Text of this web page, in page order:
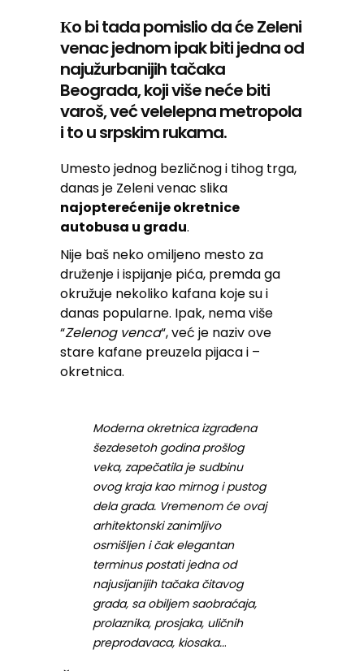
Кo bi tada pomislio da će Zeleni
venac jednom ipak biti jedna od
najužurbanijih tačaka
Beograda, koji više neće biti
varoš, već velelepna metropola
i to u srpskim rukama.
Umesto jednog bezličnog i tihog trga,
danas je Zeleni venac slika
najopterećenije okretnice
autobusa u gradu.
Nije baš neko omiljeno mesto za
druženje i ispijanje pića, premda ga
okružuje nekoliko kafana koje su i
danas popularne. Ipak, nema više
“Zelenog venca“, već je naziv ove
stare kafane preuzela pijaca i –
okretnica.
Moderna okretnica izgrađena
šezdesetoh godina prošlog
veka, zapečatila je sudbinu
ovog kraja kao mirnog i pustog
dela grada. Vremenom će ovaj
arhitektonski zanimljivo
osmišljen i čak elegantan
terminus postati jedna od
najusijanijih tačaka čitavog
grada, sa obiljem saobraćaja,
prolaznika, prosjaka, uličnih
preprodavaca, kiosaka...